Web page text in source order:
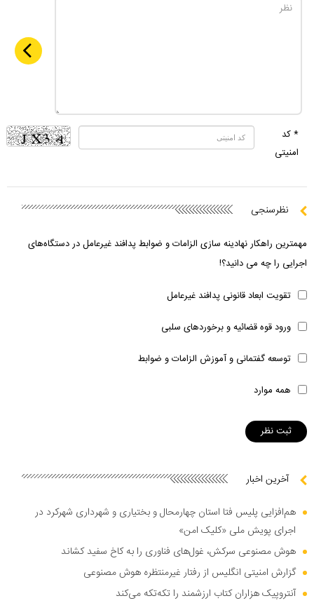
* کد
امنیتی
نظرسنجی
مهمترین راهکار نهادینه سازی الزامات و ضوابط پدافند غیرعامل در دستگاه‌های
اجرایی را چه می دانید؟!
تقویت ابعاد قانونی پدافند غیرعامل
ورود قوه قضائیه و برخوردهای سلبی
توسعه گفتمانی و آموزش الزامات و ضوابط
همه موارد
آخرین اخبار
هم‌افزایی پلیس فتا استان چهارمحال و بختیاری و شهرداری شهرکرد در
اجرای پویش ملی «کلیک امن»
هوش مصنوعی سرکش، غول‌های فناوری را به کاخ سفید کشاند
گزارش امنیتی انگلیس از رفتار غیرمنتظره هوش مصنوعی
آنتروپیک هزاران کتاب ارزشمند را تکه‌تکه می‌کند